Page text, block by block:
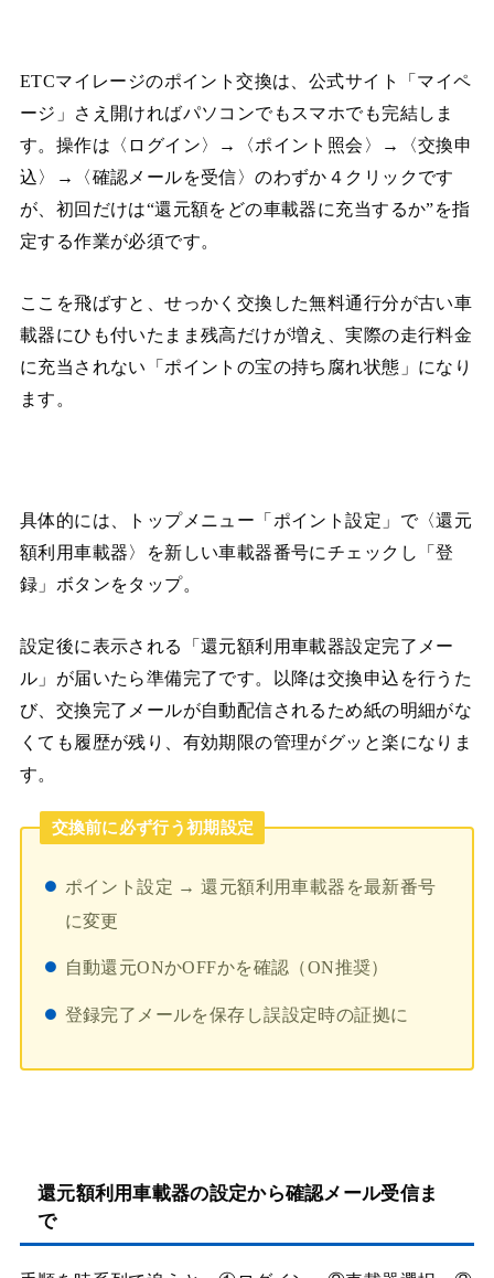
ETCマイレージのポイント交換は、公式サイト「マイペ
ージ」さえ開ければパソコンでもスマホでも完結しま
す。操作は〈ログイン〉→〈ポイント照会〉→〈交換申
込〉→〈確認メールを受信〉のわずか４クリックです
が、初回だけは“還元額をどの車載器に充当するか”を指
定する作業が必須です。
ここを飛ばすと、せっかく交換した無料通行分が古い車
載器にひも付いたまま残高だけが増え、実際の走行料金
に充当されない「ポイントの宝の持ち腐れ状態」になり
ます。
具体的には、トップメニュー「ポイント設定」で〈還元
額利用車載器〉を新しい車載器番号にチェックし「登
録」ボタンをタップ。
設定後に表示される「還元額利用車載器設定完了メー
ル」が届いたら準備完了です。以降は交換申込を行うた
び、交換完了メールが自動配信されるため紙の明細がな
くても履歴が残り、有効期限の管理がグッと楽になりま
す。
交換前に必ず行う初期設定
ポイント設定 → 還元額利用車載器を最新番号
に変更
自動還元ONかOFFかを確認（ON推奨）
登録完了メールを保存し誤設定時の証拠に
還元額利用車載器の設定から確認メール受信ま
で